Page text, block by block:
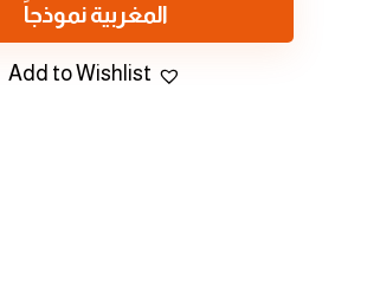
المغربية نموذجاً
Add to Wishlist